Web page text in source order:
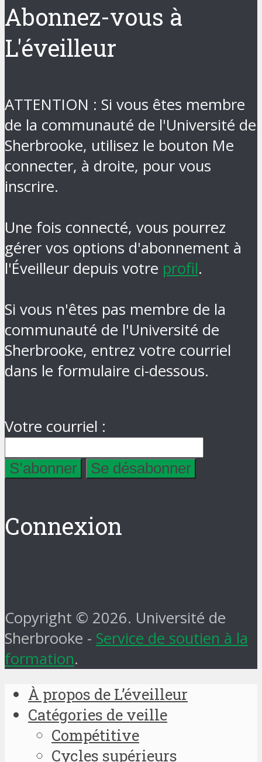
Abonnez-vous à
L'éveilleur
ATTENTION : Si vous êtes membre
de la communauté de l'Université de
Sherbrooke, utilisez le bouton Me
connecter, à droite, pour vous
inscrire.
Une fois connecté, vous pourrez
gérer vos options d'abonnement à
l'Éveilleur depuis votre profil.
Si vous n'êtes pas membre de la
communauté de l'Université de
Sherbrooke, entrez votre courriel
dans le formulaire ci-dessous.
Votre courriel :
Connexion
Copyright © 2026. Université de
Sherbrooke - Service de soutien à la
formation.
À propos de L’éveilleur
Catégories de veille
Compétitive
Cycles supérieurs